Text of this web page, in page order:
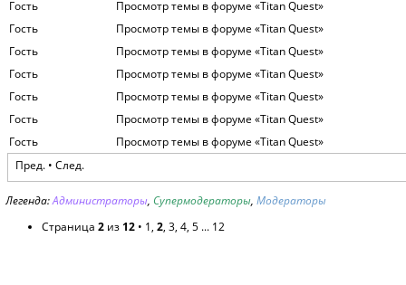
Гость
Просмотр темы в форуме «Titan Quest»
Гость
Просмотр темы в форуме «Titan Quest»
Гость
Просмотр темы в форуме «Titan Quest»
Гость
Просмотр темы в форуме «Titan Quest»
Гость
Просмотр темы в форуме «Titan Quest»
Гость
Просмотр темы в форуме «Titan Quest»
Гость
Просмотр темы в форуме «Titan Quest»
Пред.• След.
Легенда:Администраторы, Супермодераторы, Модераторы
Страница 2 из 12 • 1, 2, 3, 4, 5 ... 12